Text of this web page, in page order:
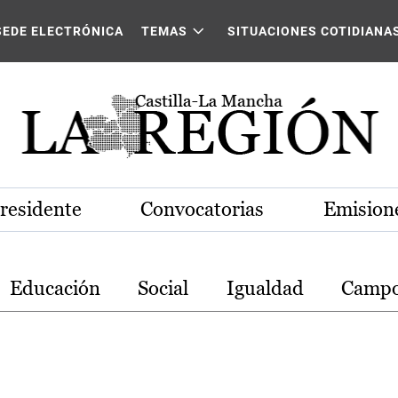
La Mancha
ELECTRÓNICA TEMAS SITUACIONES
Convocatorias
Educación Social Igualdad